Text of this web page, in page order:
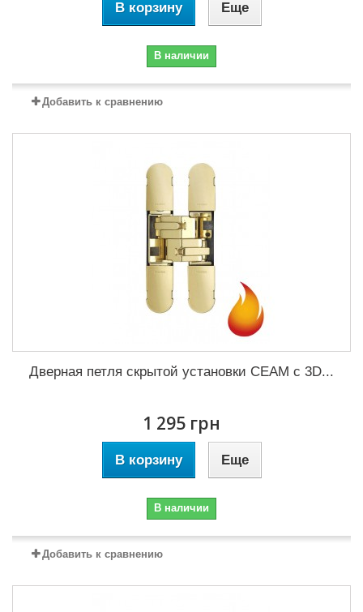
В корзину Еще
В наличии
Добавить к сравнению
Дверная петля скрытой установки CEAM с 3D...
1 295 грн
В корзину Еще
В наличии
Добавить к сравнению